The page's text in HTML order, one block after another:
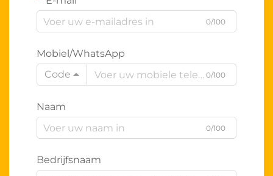
0/100
Mobiel/WhatsApp
Code
0/100
Naam
0/100
Bedrijfsnaam